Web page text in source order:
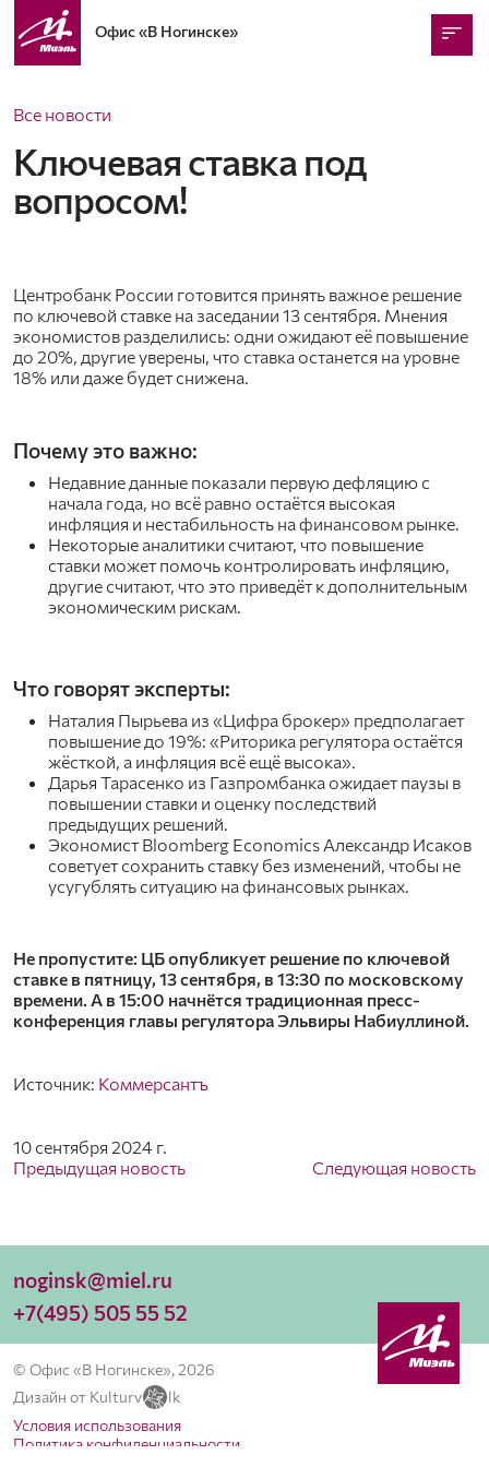
Офис«В Ногинске»
Все новости
Ключевая ставка под
вопросом!
Центробанк России готовится принять важное решение
по ключевой ставке на заседании 13 сентября. Мнения
экономистов разделились: одни ожидают её повышение
до 20%, другие уверены, что ставка останется на уровне
18% или даже будет снижена.
Почему это важно:
Недавние данные показали первую дефляцию с
начала года, но всё равно остаётся высокая
инфляция и нестабильность на финансовом рынке.
Некоторые аналитики считают, что повышение
ставки может помочь контролировать инфляцию,
другие считают, что это приведёт к дополнительным
экономическим рискам.
Что говорят эксперты:
Наталия Пырьева из «Цифра брокер» предполагает
повышение до 19%: «Риторика регулятора остаётся
жёсткой, а инфляция всё ещё высока».
Дарья Тарасенко из Газпромбанка ожидает паузы в
повышении ставки и оценку последствий
предыдущих решений.
Экономист Bloomberg Economics Александр Исаков
советует сохранить ставку без изменений, чтобы не
усугублять ситуацию на финансовых рынках.
Не пропустите: ЦБ опубликует решение по ключевой
ставке в пятницу, 13 сентября, в 13:30 по московскому
времени. А в 15:00 начнётся традиционная пресс-
конференция главы регулятора Эльвиры Набиуллиной.
Источник: Коммерсантъ
10 сентября 2024 г.
Предыдущая новость
Следующая новость
noginsk@miel.ru
+7(495) 505 55 52
© Офис «В Ногинске», 2026
Дизайн от Kulturv
lk
Условия использования
Политика конфиденциальности